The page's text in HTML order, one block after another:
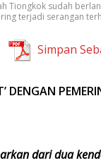
Tiongkok sudah
terjadi serangan
Simpan
DENGAN
dari dua